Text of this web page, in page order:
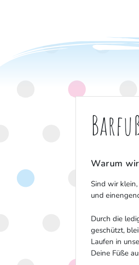
Warum
Sind wir
und
Durch die
geschützt,
Laufen in
Deine Füße